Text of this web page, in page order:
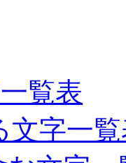
覧表
文字一